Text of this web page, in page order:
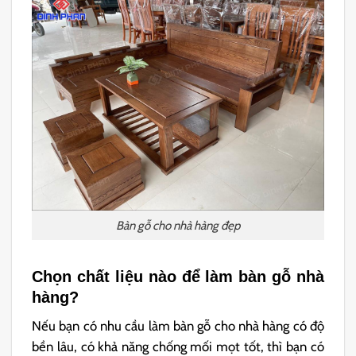
Bàn gỗ cho nhà hàng đẹp
Chọn chất liệu nào để làm bàn gỗ nhà
hàng?
Nếu bạn có nhu cầu làm bàn gỗ cho nhà hàng có độ
bền lâu, có khả năng chống mối mọt tốt, thì bạn có